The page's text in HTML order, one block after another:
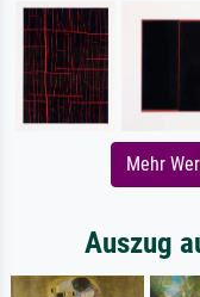
Mehr
Auszug